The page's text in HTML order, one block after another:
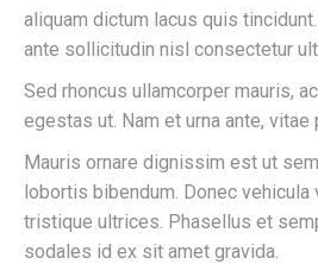
aliquam dictum lacus quis
ante sollicitudin nisl consectetur
Sed rhoncus ullamcorper mauris,
egestas ut. Nam et urna ante, vitae
Mauris ornare dignissim est ut
lobortis bibendum. Donec vehicula
tristique ultrices. Phasellus et
sodales id ex sit amet gravida.